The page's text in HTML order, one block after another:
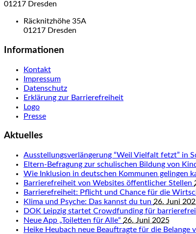
01217 Dresden
Räcknitzhöhe 35A
01217 Dresden
Informationen
Kontakt
Impressum
Datenschutz
Erklärung zur Barrierefreiheit
Logo
Presse
Aktuelles
Ausstellungsverlängerung “Weil Vielfalt fetzt” in
Eltern-Befragung zur schulischen Bildung von
Wie Inklusion in deutschen Kommunen gelingen
Barrierefreiheit von Websites öffentlicher Stellen
Barrierefreiheit: Pflicht und Chance für die
Klima und Psyche: Das kannst du tun 26. Juni
DOK Leipzig startet Crowdfunding für
Neue App „Toiletten für Alle“ 26. Juni 2025
Heike Heubach neue Beauftragte für die Belange